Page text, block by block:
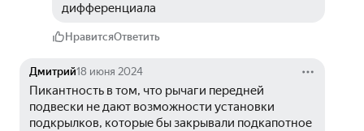
дифференциала
НравитсяОтветить
Дмитрий18 июня 2024
Пикантность в том, что рычаги передней
подвески не дают возможности установки
подкрылков, которые бы закрывали подкапотное